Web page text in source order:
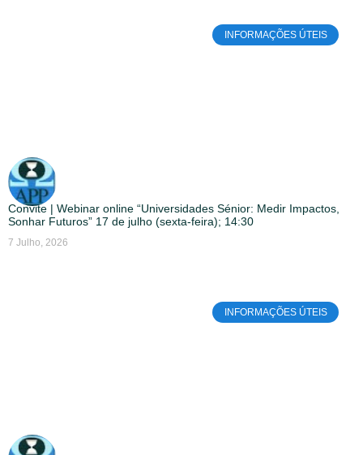
INFORMAÇÕES ÚTEIS
Convite | Webinar online “Universidades Sénior: Medir Impactos,
Sonhar Futuros” 17 de julho (sexta-feira); 14:30
7 Julho, 2026
INFORMAÇÕES ÚTEIS